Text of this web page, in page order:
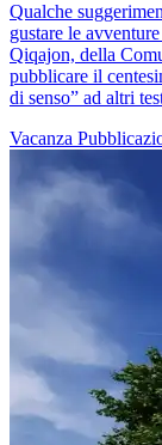
Qualche
gustare le
Qiqajon, della
pubblicare il
di senso” ad altri
Vacanza